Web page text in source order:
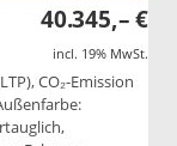
40.345,– €
incl. 19% MwSt.
CO₂-Emission